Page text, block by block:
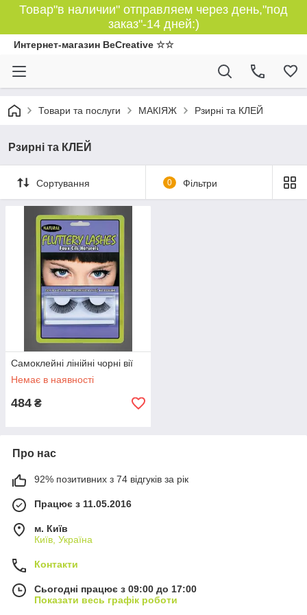
Товар"в наличии" отправляем через день,"под
заказ"-14 дней:)
Интернет-магазин BeCreative ☆☆
Товари та послуги МАКІЯЖ Рзирні та КЛЕЙ
Рзирні та КЛЕЙ
Сортування 0 Фільтри
Самоклейні лінійні чорні вії
Немає в наявності
484 ₴
Про нас
92% позитивних з 74 відгуків за рік
Працює з 11.05.2016
м. Київ
Київ, Україна
Контакти
Сьогодні працює з 09:00 до 17:00
Показати весь графік роботи